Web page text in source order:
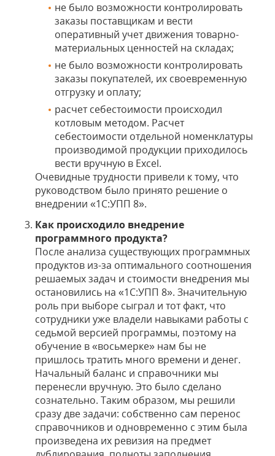
не было возможности контролировать
заказы поставщикам и вести
оперативный учет движения товарно-
материальных ценностей на складах;
не было возможности контролировать
заказы покупателей, их своевременную
отгрузку и оплату;
расчет себестоимости происходил
котловым методом. Расчет
себестоимости отдельной номенклатуры
производимой продукции приходилось
вести вручную в Excel.
Очевидные трудности привели к тому, что
руководством было принято решение о
внедрении «1С:УПП 8».
Как происходило внедрение
программного продукта?
После анализа существующих программных
продуктов из-за оптимального соотношения
решаемых задач и стоимости внедрения мы
остановились на «1С:УПП 8». Значительную
роль при выборе сыграл и тот факт, что
сотрудники уже владели навыками работы с
седьмой версией программы, поэтому на
обучение в «восьмерке» нам бы не
пришлось тратить много времени и денег.
Начальный баланс и справочники мы
перенесли вручную. Это было сделано
сознательно. Таким образом, мы решили
сразу две задачи: собственно сам перенос
справочников и одновременно с этим была
произведена их ревизия на предмет